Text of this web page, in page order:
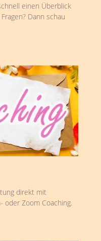
einen Überblick
Dann schau
direkt mit
oder Zoom Coaching.